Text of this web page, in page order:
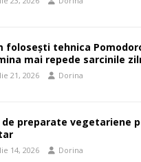
folosești tehnica
mai repede sarcinile
21, 2026 Dorina
de preparate vegetariene
14, 2026 Dorina